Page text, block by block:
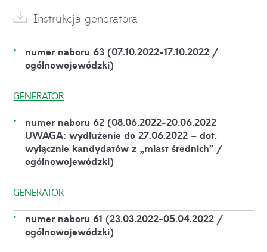
Instrukcja generatora
numer naboru 63 (07.10.2022-17.10.2022 /
ogólnowojewódzki)
GENERATOR
numer naboru 62 (08.06.2022-20.06.2022
UWAGA: wydłużenie do 27.06.2022 – dot.
wyłącznie kandydatów z „miast średnich” /
ogólnowojewódzki)
GENERATOR
numer naboru 61 (23.03.2022-05.04.2022 /
ogólnowojewódzki)